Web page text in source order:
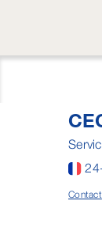
Contact